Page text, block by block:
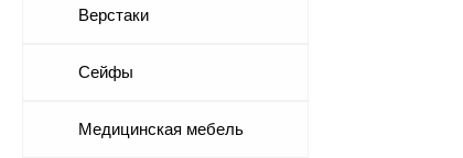
Верстаки
Сейфы
Медицинская мебель